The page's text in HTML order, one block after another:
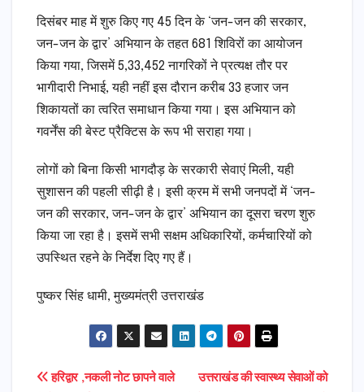
दिसंबर माह में शुरु किए गए 45 दिन के ‘जन-जन की सरकार,
जन-जन के द्वार’ अभियान के तहत 681 शिविरों का आयोजन
किया गया, जिसमें 5,33,452 नागरिकों ने प्रत्यक्ष तौर पर
भागीदारी निभाई, यही नहीं इस दौरान करीब 33 हजार जन
शिकायतों का त्वरित समाधान किया गया। इस अभियान को
गवर्नेंस की बेस्ट प्रैक्टिस के रूप भी सराहा गया।
लोगों को बिना किसी भागदौड़ के सरकारी सेवाएं मिली, यही
सुशासन की पहली सीढ़ी है। इसी क्रम में सभी जनपदों में ‘जन-
जन की सरकार, जन-जन के द्वार’ अभियान का दूसरा चरण शुरु
किया जा रहा है। इसमें सभी सक्षम अधिकारियों, कर्मचारियों को
उपस्थित रहने के निर्देश दिए गए हैं।
पुष्कर सिंह धामी, मुख्यमंत्री उत्तराखंड
Post
उत्तराखंड की स्वास्थ्य सेवाओं को
हरिद्वार ,नकली नोट छापने वाले